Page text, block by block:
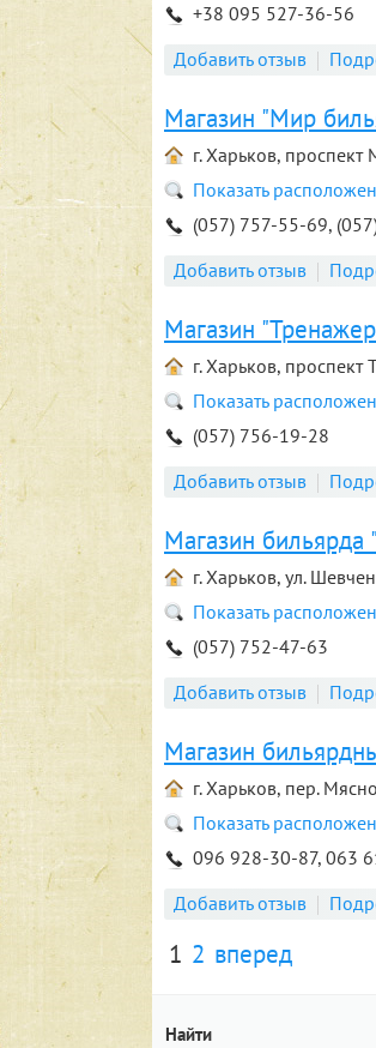
+38 095 527-36-56
Добавить отзыв
Магазин "Мир
г. Харьков, проспект
Показать
(057) 757-55-69,
Добавить отзыв
Магазин
г. Харьков, проспект
Показать
(057) 756-19-28
Добавить отзыв
Магазин бильярда
г. Харьков, ул.
Показать
(057) 752-47-63
Добавить отзыв
Магазин
г. Харьков, пер.
Показать
096 928-30-87, 063
Добавить отзыв
1 2 вперед
Найти